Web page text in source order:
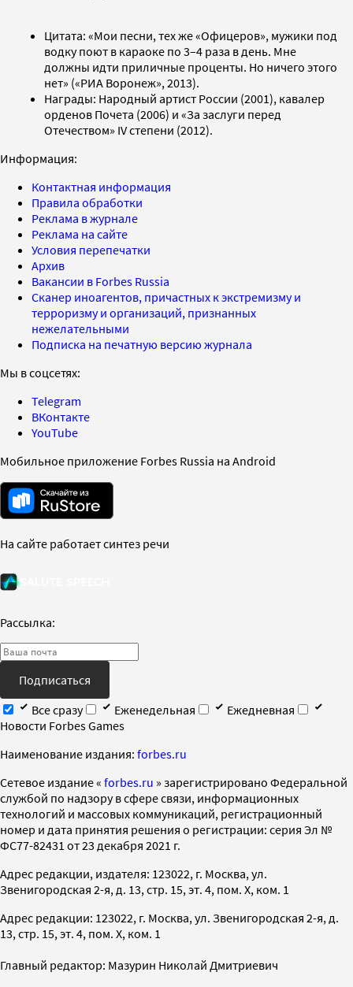
Цитата: «Мои песни, тех же «Офицеров», мужики под
водку поют в караоке по 3–4 раза в день. Мне
должны идти приличные проценты. Но ничего этого
нет» («РИА Воронеж», 2013).
Награды: Народный артист России (2001), кавалер
орденов Почета (2006) и «За заслуги перед
Отечеством» IV степени (2012).
Информация:
Контактная информация
Правила обработки
Реклама в журнале
Реклама на сайте
Условия перепечатки
Архив
Вакансии в Forbes Russia
Сканер иноагентов, причастных к экстремизму и
терроризму и организаций, признанных
нежелательными
Подписка на печатную версию журнала
Мы в соцсетях:
Telegram
ВКонтакте
YouTube
Мобильное приложение Forbes Russia на Android
На сайте работает синтез речи
Рассылка:
Подписаться
Все сразу
Еженедельная
Ежедневная
Новости Forbes Games
Наименование издания: forbes.ru
Cетевое издание « forbes.ru » зарегистрировано Федеральной
службой по надзору в сфере связи, информационных
технологий и массовых коммуникаций, регистрационный
номер и дата принятия решения о регистрации: серия Эл №
ФС77-82431 от 23 декабря 2021 г.
Адрес редакции, издателя: 123022, г. Москва, ул.
Звенигородская 2-я, д. 13, стр. 15, эт. 4, пом. X, ком. 1
Адрес редакции: 123022, г. Москва, ул. Звенигородская 2-я, д.
13, стр. 15, эт. 4, пом. X, ком. 1
Главный редактор: Мазурин Николай Дмитриевич